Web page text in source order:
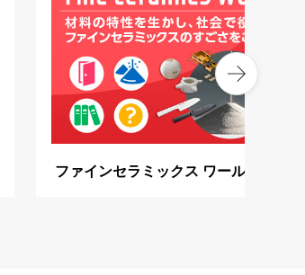
ファインセラミックス ワールド